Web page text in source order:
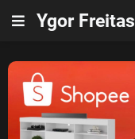
Ygor Freitas